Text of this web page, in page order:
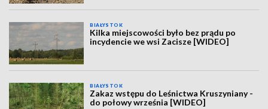
BIAŁYSTOK
Kilka miejscowości było bez prądu po
incydencie we wsi Zacisze [WIDEO]
BIAŁYSTOK
Zakaz wstępu do Leśnictwa Kruszyniany -
do połowy września [WIDEO]